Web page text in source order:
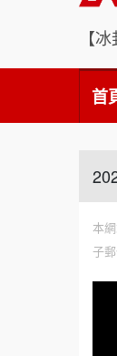
首
本
子